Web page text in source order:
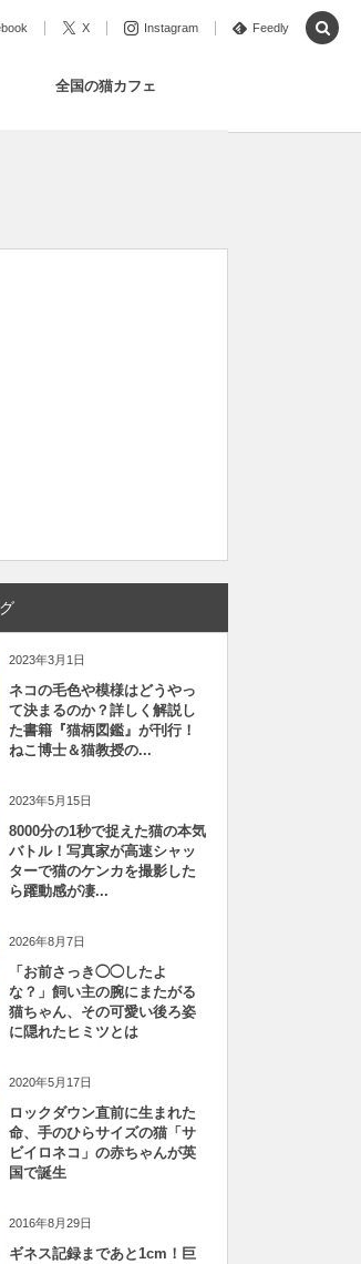
X Instagram Feedly
全国の猫カフェ
2023年3月1日
ネコの毛色や模様はどうやっ
て決まるのか？詳しく解説し
た書籍『猫柄図鑑』が刊行！
ねこ博士＆猫教授の...
2023年5月15日
8000分の1秒で捉えた猫の本気
バトル！写真家が高速シャッ
ターで猫のケンカを撮影した
ら躍動感が凄...
2026年8月7日
「お前さっき◯◯したよ
な？」飼い主の腕にまたがる
猫ちゃん、その可愛い後ろ姿
に隠れたヒミツとは
2020年5月17日
ロックダウン直前に生まれた
命、手のひらサイズの猫「サ
ビイロネコ」の赤ちゃんが英
国で誕生
2016年8月29日
ギネス記録まであと1cm！巨